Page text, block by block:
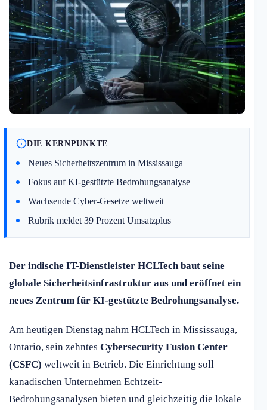
DIE KERNPUNKTE
Neues Sicherheitszentrum in Mississauga
Fokus auf KI-gestützte Bedrohungsanalyse
Wachsende Cyber-Gesetze weltweit
Rubrik meldet 39 Prozent Umsatzplus
Der indische IT-Dienstleister HCLTech baut seine
globale Sicherheitsinfrastruktur aus und eröffnet ein
neues Zentrum für KI-gestützte Bedrohungsanalyse.
Am heutigen Dienstag nahm HCLTech in Mississauga,
Ontario, sein zehntes Cybersecurity Fusion Center
(CSFC) weltweit in Betrieb. Die Einrichtung soll
kanadischen Unternehmen Echtzeit-
Bedrohungsanalysen bieten und gleichzeitig die lokale